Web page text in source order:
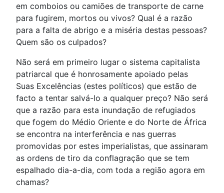
em comboios ou camiões de transporte de carne
para fugirem, mortos ou vivos? Qual é a razão
para a falta de abrigo e a miséria destas pessoas?
Quem são os culpados?
Não será em primeiro lugar o sistema capitalista
patriarcal que é honrosamente apoiado pelas
Suas Excelências (estes políticos) que estão de
facto a tentar salvá-lo a qualquer preço? Não será
que a razão para esta inundação de refugiados
que fogem do Médio Oriente e do Norte de África
se encontra na interferência e nas guerras
promovidas por estes imperialistas, que assinaram
as ordens de tiro da conflagração que se tem
espalhado dia-a-dia, com toda a região agora em
chamas?